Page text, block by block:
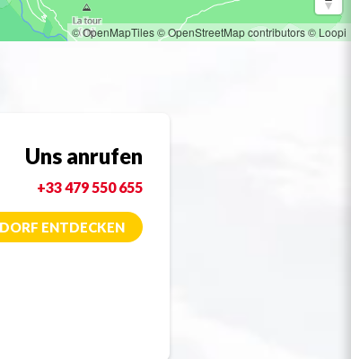
© OpenMapTiles© OpenStreetMap contributors© Loopi
Uns anrufen
+33 479 550 655
ENTDECKEN